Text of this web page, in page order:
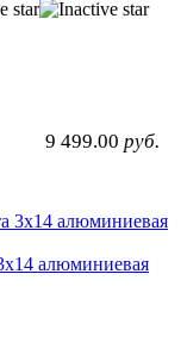
9 499.00 руб.
алюминиевая